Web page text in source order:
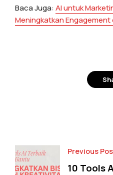
Baca Juga:AI untuk
Meningkatkan Engagement
Previous
10 Tools